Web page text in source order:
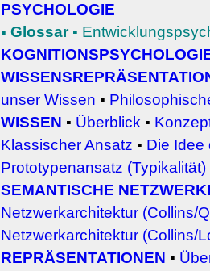
PSYCHOLOGIE
▪ Glossar▪
unser Wissen ▪
WISSEN ▪ Überblick ▪
Klassischer Ansatz ▪ Die
Prototypenansatz (Typikalität)
SEMANTISCHE
Netzwerkarchitektur (Collins/
Netzwerkarchitektur (Collins/
REPRÄSENTATIONEN ▪